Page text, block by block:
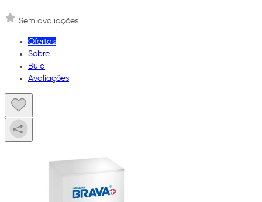
Sem avaliações
Ofertas
Sobre
Bula
Avaliações